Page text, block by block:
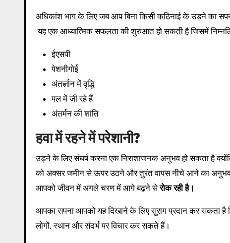
अधिकांश भाग के लिए जब आप बिना किसी कठिनाई के उड़ने का
यह एक आध्यात्मिक सफलता की शुरुआत हो सकती है जिसमें
ईएसपी
पेशनीगोई
अंतर्ज्ञान में वृद्धि
पल में जी रहे हैं
अंतर्मन की शांति
हवा में रहने में परेशानी?
उड़ने के लिए संघर्ष करना एक निराशाजनक अनुभव हो सकता है
को अक्सर जमीन से ऊपर उठने और तुरंत वापस नीचे आने का
आपको जीवन में अगले चरण में आगे बढ़ने सेरोक रही है।
आपका सपना आपको यह दिखाने के लिए सुराग प्रदान कर सकता
लोगों, स्थान और संदर्भ पर विचार कर सकते हैं।